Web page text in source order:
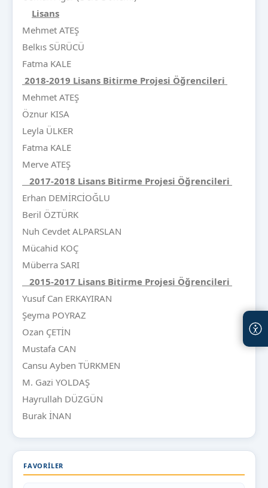
Lisans
Mehmet ATEŞ
Belkıs SÜRÜCÜ
Fatma KALE
2018-2019 Lisans Bitirme Projesi Öğrencileri
Mehmet ATEŞ
Öznur KISA
Leyla ÜLKER
Fatma KALE
Merve ATEŞ
2017-2018 Lisans Bitirme Projesi Öğrencileri
Erhan DEMİRCİOĞLU
Beril ÖZTÜRK
Nuh Cevdet ALPARSLAN
Mücahid KOÇ
Müberra SARI
2015-2017 Lisans Bitirme Projesi Öğrencileri
Yusuf Can ERKAYIRAN
Şeyma POYRAZ
Ozan ÇETİN
Mustafa CAN
Cansu Ayben TÜRKMEN
M. Gazi YOLDAŞ
Hayrullah DÜZGÜN
Burak İNAN
FAVORILER